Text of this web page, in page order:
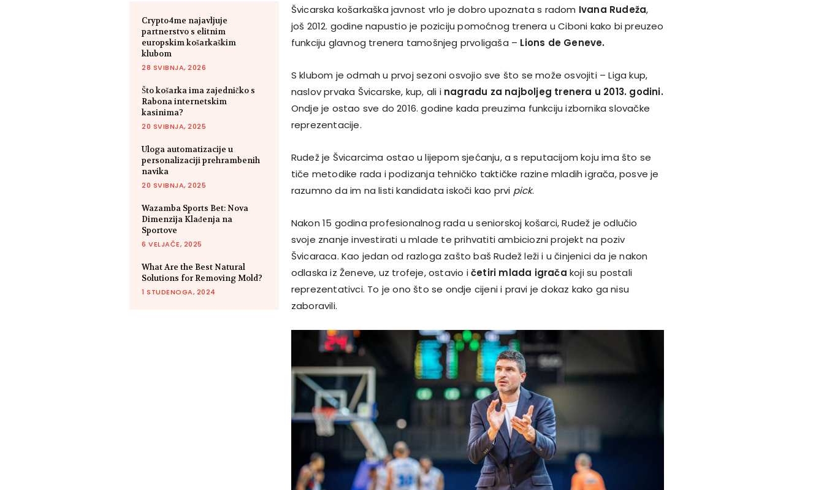
Crypto4me najavljuje
partnerstvo s elitnim
europskim košarkaškim
klubom
28 SVIBNJA, 2026
Što košarka ima zajedničko s
Rabona internetskim
kasinima?
20 SVIBNJA, 2025
Uloga automatizacije u
personalizaciji prehrambenih
navika
20 SVIBNJA, 2025
Wazamba Sports Bet: Nova
Dimenzija Klađenja na
Sportove
6 VELJAČE, 2025
What Are the Best Natural
Solutions for Removing Mold?
1 STUDENOGA, 2024
Švicarska košarkaška javnost vrlo je dobro upoznata s radom Ivana Rudeža,
još 2012. godine napustio je poziciju pomoćnog trenera u Ciboni kako bi preuzeo
funkciju glavnog trenera tamošnjeg prvoligaša – Lions de Geneve.
S klubom je odmah u prvoj sezoni osvojio sve što se može osvojiti – Liga kup,
naslov prvaka Švicarske, kup, ali i nagradu za najboljeg trenera u 2013. godini.
Ondje je ostao sve do 2016. godine kada preuzima funkciju izbornika slovačke
reprezentacije.
Rudež je Švicarcima ostao u lijepom sjećanju, a s reputacijom koju ima što se
tiče metodike rada i podizanja tehničko taktičke razine mladih igrača, posve je
razumno da im na listi kandidata iskoči kao prvi pick.
Nakon 15 godina profesionalnog rada u seniorskoj košarci, Rudež je odlučio
svoje znanje investirati u mlade te prihvatiti ambiciozni projekt na poziv
Švicaraca. Kao jedan od razloga zašto baš Rudež leži i u činjenici da je nakon
odlaska iz Ženeve, uz trofeje, ostavio ičetiri mlada igrača koji su postali
reprezentativci. To je ono što se ondje cijeni i pravi je dokaz kako ga nisu
zaboravili.